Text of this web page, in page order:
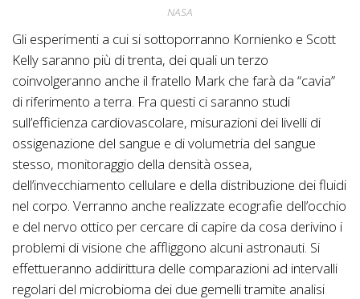
NASA
Gli esperimenti a cui si sottoporranno Kornienko e Scott
Kelly saranno più di trenta, dei quali un terzo
coinvolgeranno anche il fratello Mark che farà da “cavia”
di riferimento a terra. Fra questi ci saranno studi
sull’efficienza cardiovascolare, misurazioni dei livelli di
ossigenazione del sangue e di volumetria del sangue
stesso, monitoraggio della densità ossea,
dell’invecchiamento cellulare e della distribuzione dei fluidi
nel corpo. Verranno anche realizzate ecografie dell’occhio
e del nervo ottico per cercare di capire da cosa derivino i
problemi di visione che affliggono alcuni astronauti. Si
effettueranno addirittura delle comparazioni ad intervalli
regolari del microbioma dei due gemelli tramite analisi